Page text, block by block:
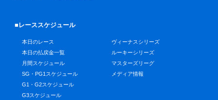
■レーススケジュール
本日のレース
本日の払戻金一覧
月間スケジュール
SG・PG1スケジュール
G1・G2スケジュール
G3スケジュール
ヴィーナスシリーズ
ルーキーシリーズ
マスターズリーグ
メディア情報